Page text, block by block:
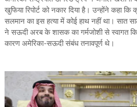
खुफिया रिपोर्ट को नकार दिया है। उन्होंने कहा कि
सलमान का इस हत्या में कोई हाथ नहीं था। सात
ने सऊदी अरब के शासक का गर्मजोशी से स्वागत
कारण अमेरिका-सऊदी संबंध तनावपूर्ण थे।